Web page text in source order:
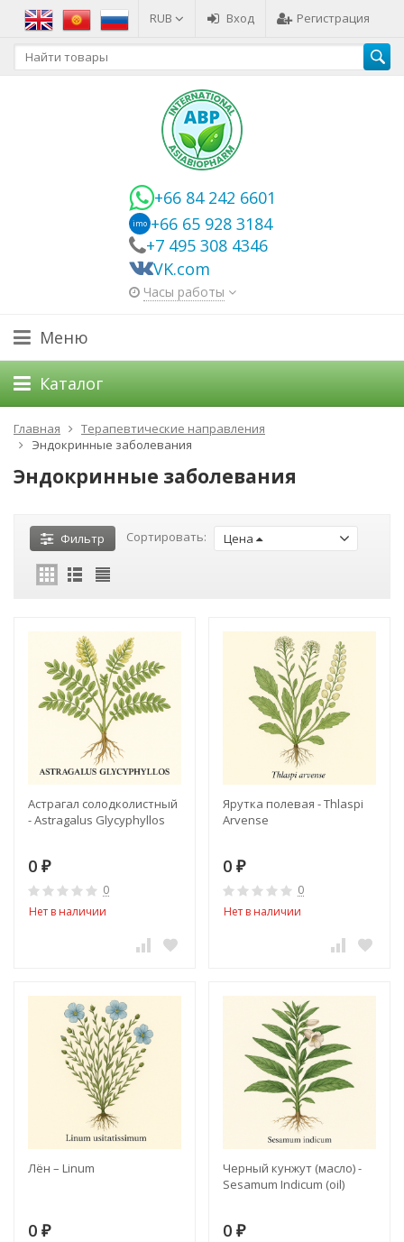
RUB Вход Регистрация
+66 84 242 6601
imo +66 65 928 3184
+7 495 308 4346
VK.com
Часы работы
Меню
Каталог
Главная
Терапевтические направления
Эндокринные заболевания
Эндокринные заболевания
Фильтр Сортировать: Цена
Астрагал солодколистный
- Astragalus Glycyphyllos
0 ₽
0
Нет в наличии
Ярутка полевая - Thlaspi
Arvense
0 ₽
0
Нет в наличии
Лён – Linum
0 ₽
Черный кунжут (масло) -
Sesamum Indicum (oil)
0 ₽